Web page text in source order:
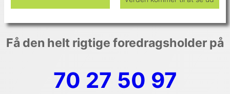
Få den helt rigtige foredragsholder på
70 27 50 97